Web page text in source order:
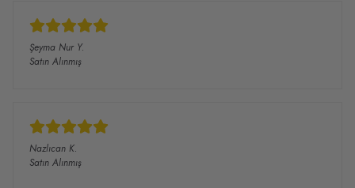
Şeyma Nur Y.
Satın Alınmış
Nazlıcan K.
Satın Alınmış